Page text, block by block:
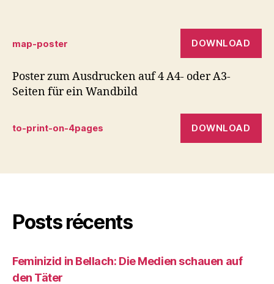
map-poster DOWNLOAD
Poster zum Ausdrucken auf 4 A4- oder A3-
Seiten für ein Wandbild
to-print-on-4pages DOWNLOAD
Posts récents
Feminizid in Bellach: Die Medien schauen auf
den Täter